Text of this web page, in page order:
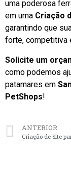
uma poderosa
em uma Criação
garantindo que
forte, competitiva
Solicite um
como podemos
patamares em
PetShops!
ANTERIOR